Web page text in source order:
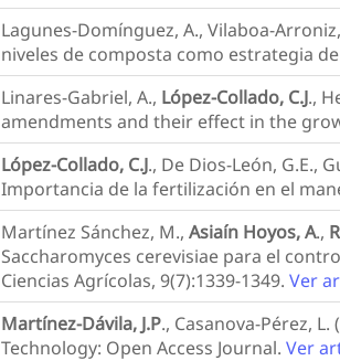
Lagunes-Domínguez, A., Vilaboa-Arroniz,
niveles de composta como estrategia
Linares-Gabriel, A., López-Collado, C.J.,
amendments and their effect in the
López-Collado, C.J., De Dios-León, G.E.,
Importancia de la fertilización en el
Martínez Sánchez, M.,Asiaín Hoyos, A.,
Saccharomyces cerevisiae para el
Ciencias Agrícolas, 9(7):1339-1349.Ver
Martínez-Dávila, J.P., Casanova-Pérez,
Technology: Open Access Journal.Ver